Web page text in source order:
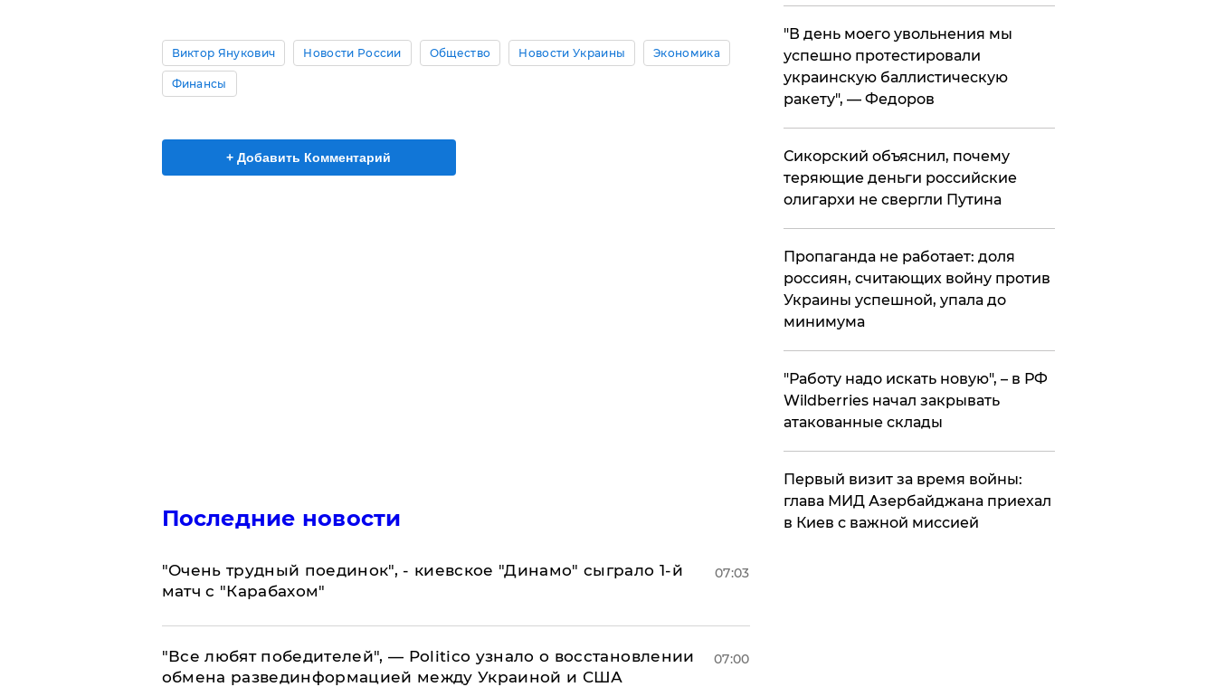
Виктор Янукович Новости России Общество Новости Украины Экономика
Финансы
+ Добавить Комментарий
Последние новости
"Очень трудный поединок", - киевское "Динамо" сыграло 1-й
матч с "Карабахом"
07:03
​"Все любят победителей", — Politico узнало о восстановлении
обмена развединформацией между Украиной и США
07:00
​"В день моего увольнения мы
успешно протестировали
украинскую баллистическую
ракету", — Федоров
Сикорский объяснил, почему
теряющие деньги российские
олигархи не свергли Путина
​Пропаганда не работает: доля
россиян, считающих войну против
Украины успешной, упала до
минимума
"Работу надо искать новую", – в РФ
Wildberries начал закрывать
атакованные склады
Первый визит за время войны:
глава МИД Азербайджана приехал
в Киев с важной миссией